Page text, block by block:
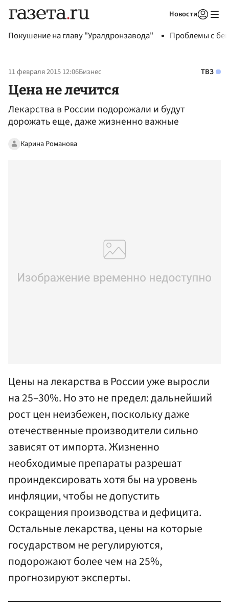
Новости
Покушение на главу "Уралдронзавода" Проблемы с
11 февраля 2015 12:06Бизнес ТВЗ
Цена не лечится
Лекарства в России подорожали и будут
дорожать еще, даже жизненно важные
Карина Романова
Цены на лекарства в России уже выросли
на 25–30%. Но это не предел: дальнейший
рост цен неизбежен, поскольку даже
отечественные производители сильно
зависят от импорта. Жизненно
необходимые препараты разрешат
проиндексировать хотя бы на уровень
инфляции, чтобы не допустить
сокращения производства и дефицита.
Остальные лекарства, цены на которые
государством не регулируются,
подорожают более чем на 25%,
прогнозируют эксперты.